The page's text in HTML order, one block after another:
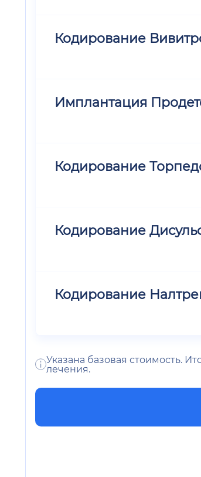
Кодирование
Имплантация
Кодирование
Кодирование
Кодирование
Указана базовая стоимость.
лечения.